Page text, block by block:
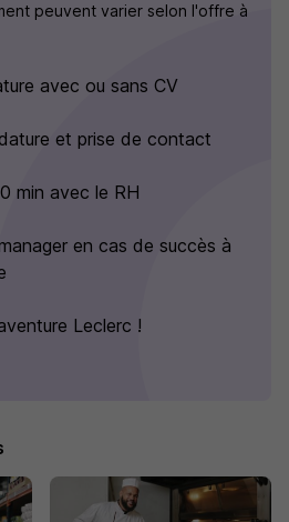
peuvent varier selon l'offre à
avec ou sans CV
et prise de contact
min avec le RH
en cas de succès à
Leclerc !